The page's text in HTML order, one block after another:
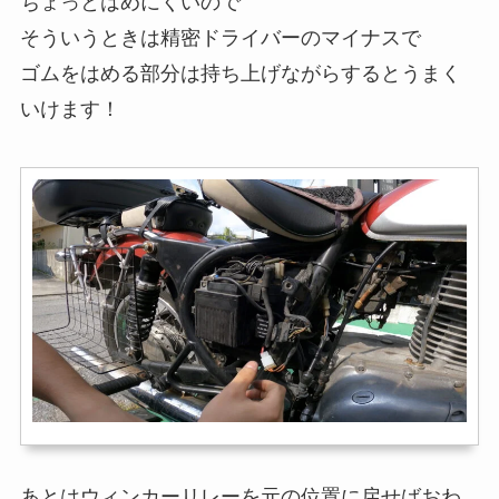
そういうときは精密ドライバーのマイナスで
ゴムをはめる部分は持ち上げながらするとうまく
いけます！